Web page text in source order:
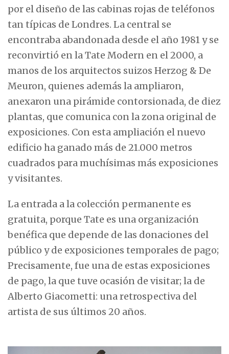
por el diseño de las cabinas rojas de teléfonos
tan típicas de Londres. La central se
encontraba abandonada desde el año 1981 y se
reconvirtió en la Tate Modern en el 2000, a
manos de los arquitectos suizos Herzog & De
Meuron, quienes además la ampliaron,
anexaron una pirámide contorsionada, de diez
plantas, que comunica con la zona original de
exposiciones. Con esta ampliación el nuevo
edificio ha ganado más de 21.000 metros
cuadrados para muchísimas más exposiciones
y visitantes.
La entrada a la colección permanente es
gratuita, porque Tate es una organización
benéfica que depende de las donaciones del
público y de exposiciones temporales de pago;
Precisamente, fue una de estas exposiciones
de pago, la que tuve ocasión de visitar; la de
Alberto Giacometti: una retrospectiva del
artista de sus últimos 20 años.